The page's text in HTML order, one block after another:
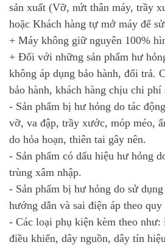
sản xuất (Vỡ, nứt thân máy, trầy
hoặc Khách hàng tự mở máy để
+ Máy không giữ nguyên 100%
+ Đối với những sản phẩm hư
không áp dụng bảo hành, đổi trả.
bảo hành, khách hàng chịu chi phí
- Sản phẩm bị hư hỏng do tác
vỡ, va đập, trầy xước, móp méo,
do hỏa hoạn, thiên tai gây nên.
- Sản phẩm có dấu hiệu hư hỏng
trùng xâm nhập.
- Sản phẩm bị hư hỏng do sử
hướng dẫn và sai điện áp theo quy
- Các loại phụ kiện kèm theo
điều khiển, dây nguồn, dây tín